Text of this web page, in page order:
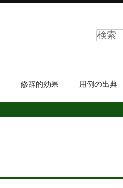
修辞的効果 用例の出典